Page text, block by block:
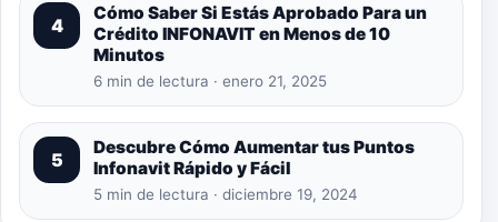
4
Cómo Saber Si Estás Aprobado Para un
Crédito INFONAVIT en Menos de 10
Minutos
6 min de lectura · enero 21, 2025
5
Descubre Cómo Aumentar tus Puntos
Infonavit Rápido y Fácil
5 min de lectura · diciembre 19, 2024